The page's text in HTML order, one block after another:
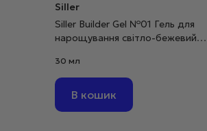
Siller
Siller Builder Gel №01 Гель для
нарощування світло-бежевий,
30 мл
В кошик